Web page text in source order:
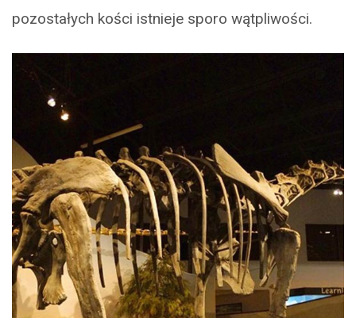
pozostałych kości istnieje sporo wątpliwości.